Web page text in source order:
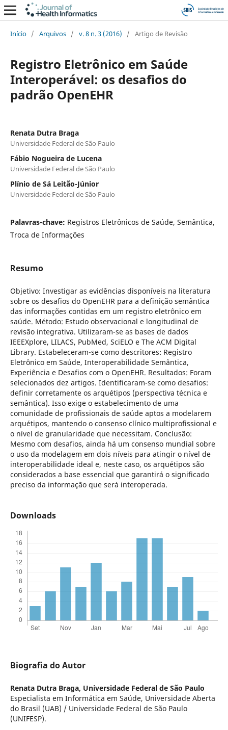
Início / Arquivos / v. 8 n. 3 (2016) / Artigo de Revisão
Registro Eletrônico em Saúde
Interoperável: os desafios do
padrão OpenEHR
Renata Dutra Braga
Universidade Federal de São Paulo
Fábio Nogueira de Lucena
Universidade Federal de São Paulo
Plínio de Sá Leitão-Júnior
Universidade Federal de São Paulo
Palavras-chave: Registros Eletrônicos de Saúde, Semântica,
Troca de Informações
Resumo
Objetivo: Investigar as evidências disponíveis na literatura
sobre os desafios do OpenEHR para a definição semântica
das informações contidas em um registro eletrônico em
saúde. Método: Estudo observacional e longitudinal de
revisão integrativa. Utilizaram-se as bases de dados
IEEEXplore, LILACS, PubMed, SciELO e The ACM Digital
Library. Estabeleceram-se como descritores: Registro
Eletrônico em Saúde, Interoperabilidade Semântica,
Experiência e Desafios com o OpenEHR. Resultados: Foram
selecionados dez artigos. Identificaram-se como desafios:
definir corretamente os arquétipos (perspectiva técnica e
semântica). Isso exige o estabelecimento de uma
comunidade de profissionais de saúde aptos a modelarem
arquétipos, mantendo o consenso clínico multiprofissional e
o nível de granularidade que necessitam. Conclusão:
Mesmo com desafios, ainda há um consenso mundial sobre
o uso da modelagem em dois níveis para atingir o nível de
interoperabilidade ideal e, neste caso, os arquétipos são
considerados a base essencial que garantirá o significado
preciso da informação que será interoperada.
Downloads
Biografia do Autor
Renata Dutra Braga, Universidade Federal de São Paulo
Especialista em Informática em Saúde, Universidade Aberta
do Brasil (UAB) / Universidade Federal de São Paulo
(UNIFESP).